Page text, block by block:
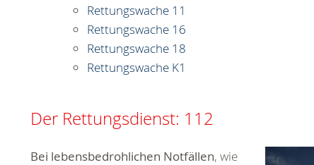
Rettungswache 11
Rettungswache 16
Rettungswache 18
Rettungswache K1
Der Rettungsdienst: 112
Bei lebensbedrohlichen Notfällen, wie